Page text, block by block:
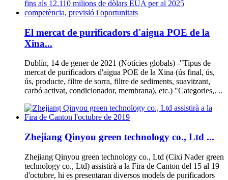
El mercat de purificadors d'aigua POE de la
Xina...
Dublín, 14 de gener de 2021 (Notícies globals) -"Tipus de
mercat de purificadors d'aigua POE de la Xina (ús final, ús,
ús, producte, filtre de sorra, filtre de sediments, suavitzant,
carbó activat, condicionador, membrana), etc.) "Categories,. ..
Zhejiang Qinyou green technology co., Ltd ...
Zhejiang Qinyou green technology co., Ltd (Cixi Nader green
technology co., Ltd) assistirà a la Fira de Canton del 15 al 19
d'octubre, hi es presentaran diversos models de purificadors